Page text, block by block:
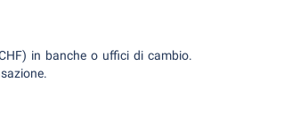
in banche o uffici di cambio.